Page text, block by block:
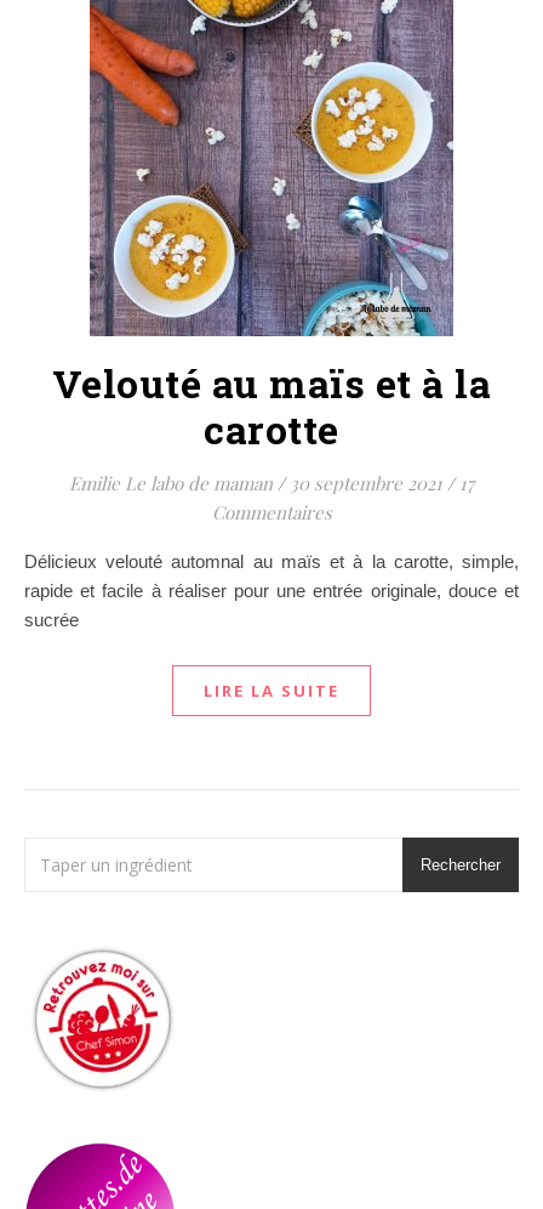
Velouté au maïs et à la
carotte
Emilie Le labo de maman / 30 septembre 2021 / 17
Commentaires
Délicieux velouté automnal au maïs et à la carotte, simple,
rapide et facile à réaliser pour une entrée originale, douce et
sucrée
LIRE LA SUITE
Rechercher